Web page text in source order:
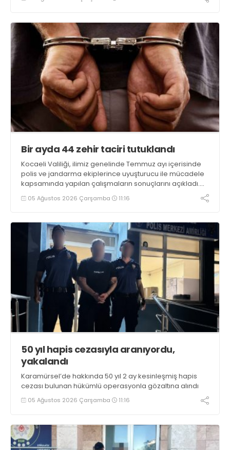
ele geçirilirken, 9 şüpheli tutuklandı
Bir ayda 44 zehir taciri tutuklandı
Kocaeli Valiliği, ilimiz genelinde Temmuz ayı içerisinde
polis ve jandarma ekiplerince uyuşturucu ile mücadele
kapsamında yapılan çalışmaların sonuçlarını açıkladı.
Çalışmalar sonucunda uyuşturucu ve uyarıcı madde
kullanan, ticaretini ve sevkiyatını yapan 44 şahıs
05 Ağustos 2026 Çarşamba 11:16
50 yıl hapis cezasıyla aranıyordu,
yakalandı
Karamürsel’de hakkında 50 yıl 2 ay kesinleşmiş hapis
cezası bulunan hükümlü operasyonla gözaltına alındı
05 Ağustos 2026 Çarşamba 11:16